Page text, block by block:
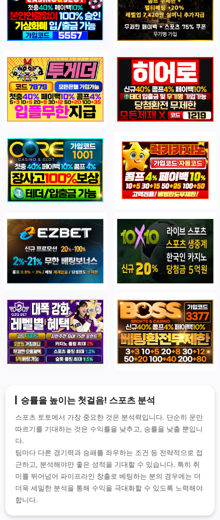
승률을 높이는 첫걸음! 스포츠 분석
스포츠 토토에서 가장 중요한 것은 분석력입니다. 단순히 운만
따르기를 기대하는 것은 수익률을 낮추고, 승률을 낮출 뿐입니
다.
팀마다 다른 경기력과 승패를 좌우하는 조건 등 전략적으로 접
근하고, 분석해야만 좋은 성적을 기대할 수 있습니다. 특히 취
미를 뛰어넘어 파이프라인 창출로 베팅하는 분의 경우에는 더
더욱 세밀한 분석을 통해 수익을 극대화할 수 있도록 노력해야
합니다.